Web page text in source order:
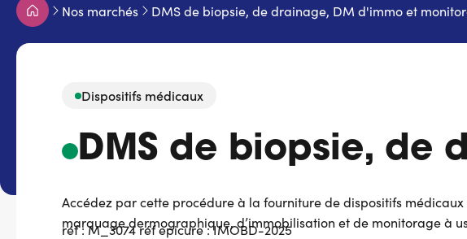
Fil
d'Ariane
Nos marchés DMS de biopsie, de drainage, DM d'immo et
Dispositifs médicaux
DMS de biopsie, de
Accédez par cette procédure à la fourniture de dispositifs
marquage dermographique, d’immobilisation et de monitorage à
réf : M_3074 réf epicure : IMOBD-2025